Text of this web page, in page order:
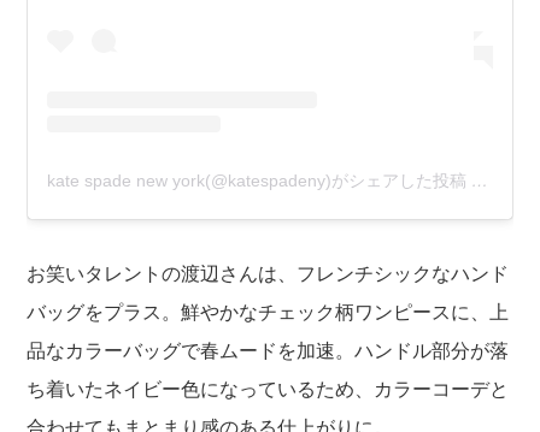
kate spade new york(@katespadeny)がシェアした投稿
お笑いタレントの渡辺さんは、フレンチシックなハンド
バッグをプラス。鮮やかなチェック柄ワンピースに、上
品なカラーバッグで春ムードを加速。ハンドル部分が落
ち着いたネイビー色になっているため、カラーコーデと